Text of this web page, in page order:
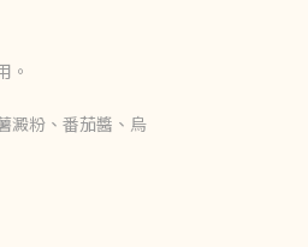
。
澱粉、番茄醬、烏